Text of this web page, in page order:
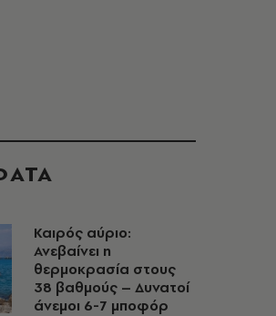
Καιρός αύριο:
Ανεβαίνει η
θερμοκρασία στους
38 βαθμούς – Δυνατοί
άνεμοι 6-7 μποφόρ